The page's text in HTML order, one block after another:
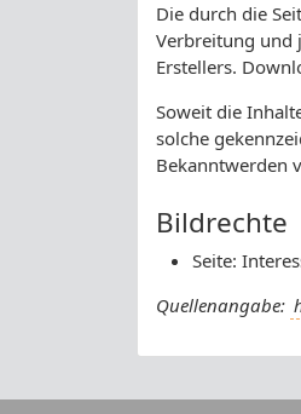
Die durch die
Verbreitung und
Erstellers.
Soweit die
solche
Bekanntwerden
Bildrechte
Seite:
Quellenangabe: